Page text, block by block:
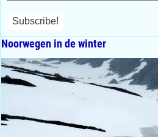
Noorwegen in de winter